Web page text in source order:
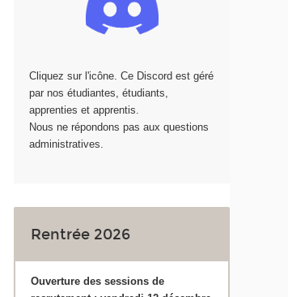
Cliquez sur l'icône. Ce Discord est géré
par nos étudiantes, étudiants,
apprenties et apprentis.
Nous ne répondons pas aux questions
administratives.
Rentrée 2026
Ouverture des sessions de